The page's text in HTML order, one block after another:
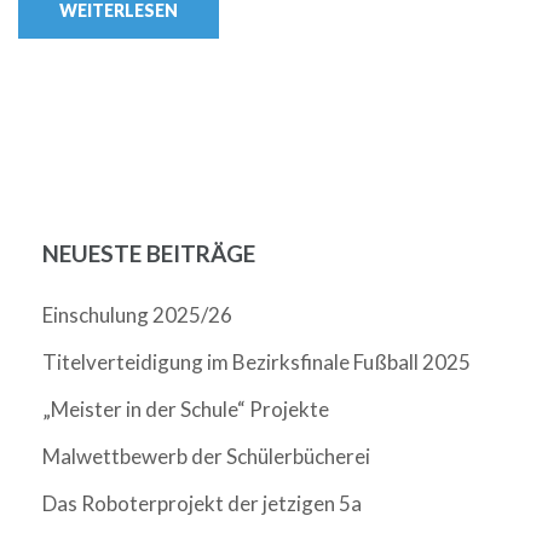
WEITERLESEN
NEUESTE BEITRÄGE
Einschulung 2025/26
Titelverteidigung im Bezirksfinale Fußball 2025
„Meister in der Schule“ Projekte
Malwettbewerb der Schülerbücherei
Das Roboterprojekt der jetzigen 5a